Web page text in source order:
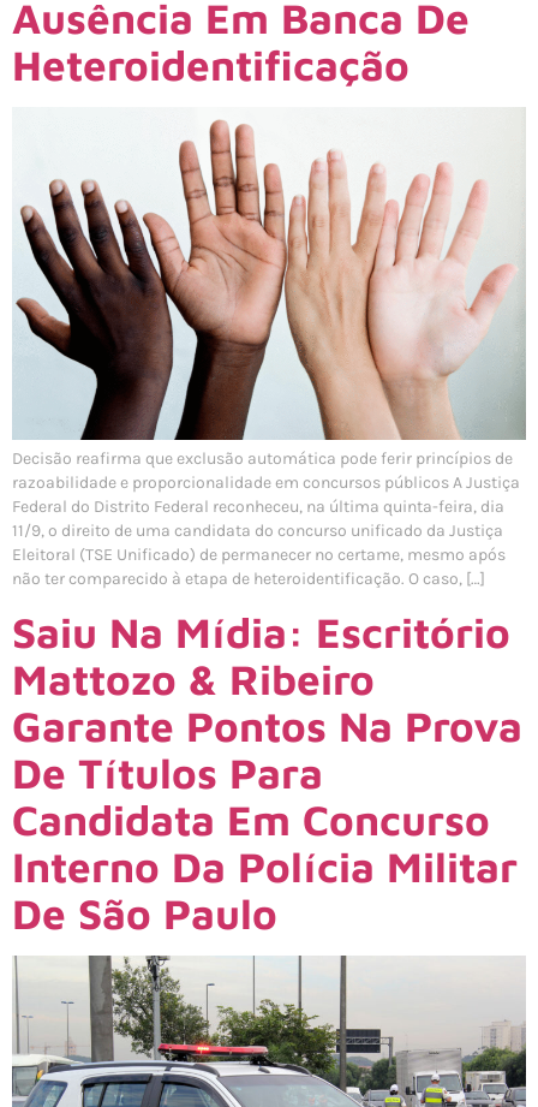
Ausência Em Banca De
Heteroidentificação
Decisão reafirma que exclusão automática pode ferir princípios de
razoabilidade e proporcionalidade em concursos públicos A Justiça
Federal do Distrito Federal reconheceu, na última quinta-feira, dia
11/9, o direito de uma candidata do concurso unificado da Justiça
Eleitoral (TSE Unificado) de permanecer no certame, mesmo após
não ter comparecido à etapa de heteroidentificação. O caso, […]
Saiu Na Mídia: Escritório
Mattozo & Ribeiro
Garante Pontos Na Prova
De Títulos Para
Candidata Em Concurso
Interno Da Polícia Militar
De São Paulo